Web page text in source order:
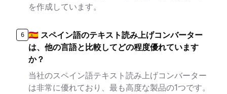
を作成しています。
6
🇪🇸 スペイン語のテキスト読み上げコンバーター
は、他の言語と比較してどの程度優れています
か？
当社のスペイン語テキスト読み上げコンバーター
は非常に優れており、最も高度な製品の1つです。